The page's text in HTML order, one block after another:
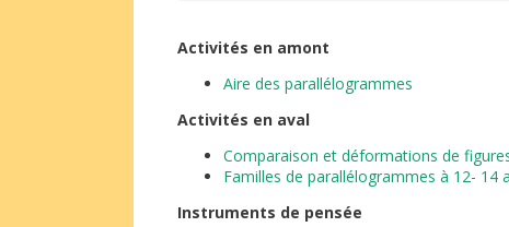
Activités en amont
Aire des parallélogrammes
Activités en aval
Comparaison et déformations de
Familles de parallélogrammes à 12- 14
Instruments de pensée